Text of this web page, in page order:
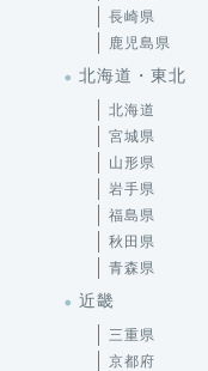
長崎県
鹿児島県
北海道・東北
北海道
宮城県
山形県
岩手県
福島県
秋田県
青森県
近畿
三重県
京都府